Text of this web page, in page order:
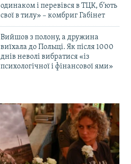
одинаком і перевівся в ТЦК, б’ють
свої в тилу» – комбриг Габінет
Вийшов з полону, а дружина
виїхала до Польщі. Як після 1000
днів неволі вибратися «із
психологічної і фінансової ями»